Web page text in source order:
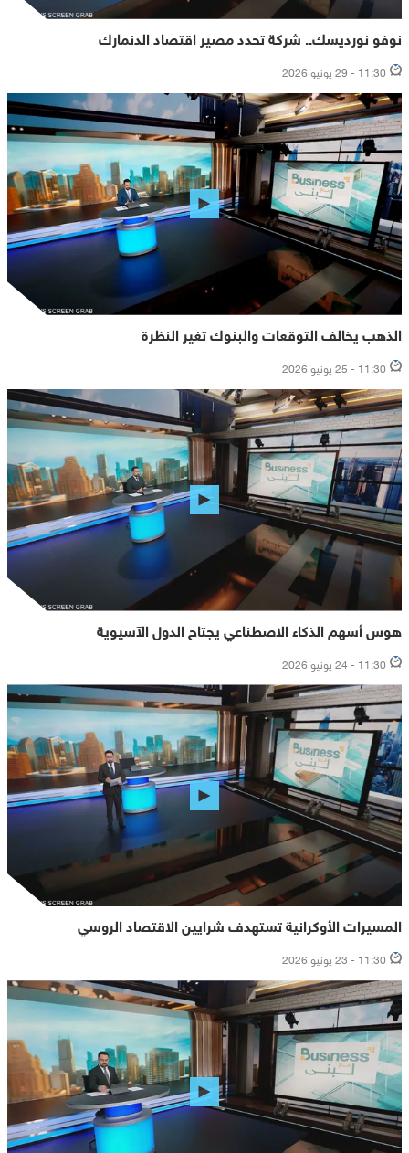
نوفو نورديسك.. شركة تحدد مصير اقتصاد الدنمارك
11:30 - 29 يونيو 2026
الذهب يخالف التوقعات والبنوك تغير النظرة
11:30 - 25 يونيو 2026
هوس أسهم الذكاء الاصطناعي يجتاح الدول الآسيوية
11:30 - 24 يونيو 2026
المسيرات الأوكرانية تستهدف شرايين الاقتصاد الروسي
11:30 - 23 يونيو 2026